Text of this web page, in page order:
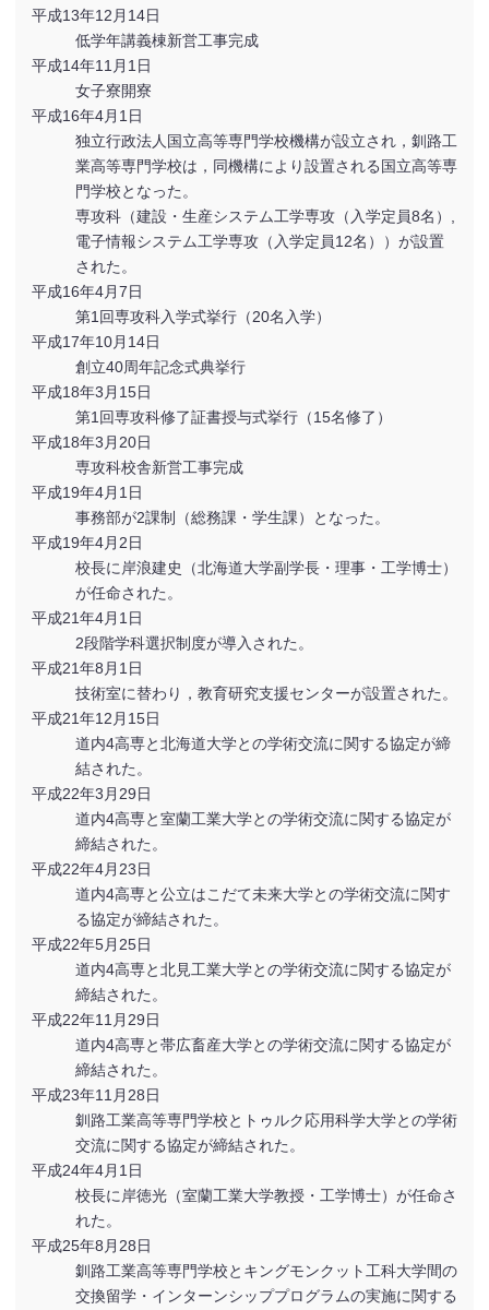
平成13年12月14日
低学年講義棟新営工事完成
平成14年11月1日
女子寮開寮
平成16年4月1日
独立行政法人国立高等専門学校機構が設立され，釧路工
業高等専門学校は，同機構により設置される国立高等専
門学校となった。
専攻科（建設・生産システム工学専攻（入学定員8名）,
電子情報システム工学専攻（入学定員12名））が設置
された。
平成16年4月7日
第1回専攻科入学式挙行（20名入学）
平成17年10月14日
創立40周年記念式典挙行
平成18年3月15日
第1回専攻科修了証書授与式挙行（15名修了）
平成18年3月20日
専攻科校舎新営工事完成
平成19年4月1日
事務部が2課制（総務課・学生課）となった。
平成19年4月2日
校長に岸浪建史（北海道大学副学長・理事・工学博士）
が任命された。
平成21年4月1日
2段階学科選択制度が導入された。
平成21年8月1日
技術室に替わり，教育研究支援センターが設置された。
平成21年12月15日
道内4高専と北海道大学との学術交流に関する協定が締
結された。
平成22年3月29日
道内4高専と室蘭工業大学との学術交流に関する協定が
締結された。
平成22年4月23日
道内4高専と公立はこだて未来大学との学術交流に関す
る協定が締結された。
平成22年5月25日
道内4高専と北見工業大学との学術交流に関する協定が
締結された。
平成22年11月29日
道内4高専と帯広畜産大学との学術交流に関する協定が
締結された。
平成23年11月28日
釧路工業高等専門学校とトゥルク応用科学大学との学術
交流に関する協定が締結された。
平成24年4月1日
校長に岸徳光（室蘭工業大学教授・工学博士）が任命さ
れた。
平成25年8月28日
釧路工業高等専門学校とキングモンクット工科大学間の
交換留学・インターンシッププログラムの実施に関する